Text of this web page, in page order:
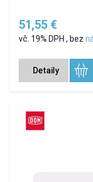
51,55 €
vč. 19% DPH , bez
Detaily